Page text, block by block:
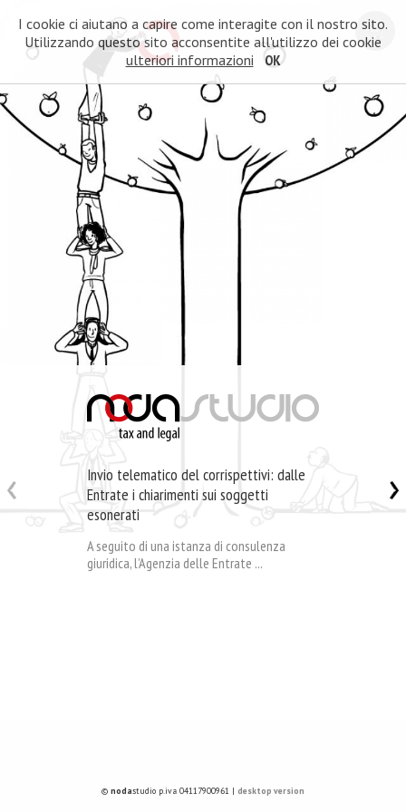
Invio telematico del corrispettivi: dalle
Entrate i chiarimenti sui soggetti
esonerati
A seguito di una istanza di consulenza
giuridica, l’Agenzia delle Entrate ...
© nodastudio p.iva 04117900961 | desktop version
I cookie ci aiutano a capire come interagite con il nostro sito.
Utilizzando questo sito acconsentite all'utilizzo dei cookie
ulteriori informazioni
OK